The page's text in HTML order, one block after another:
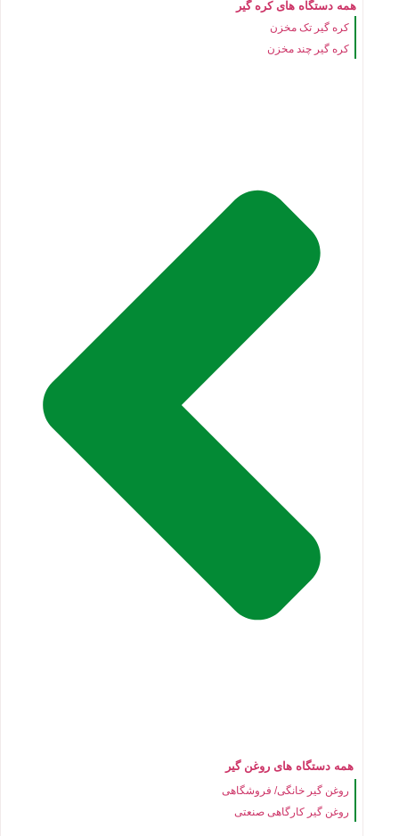
همه دستگاه های کره گیر
کره گیر تک مخزن
کره گیر چند مخزن
همه دستگاه های روغن گیر
روغن گیر خانگی/ فروشگاهی
روغن گیر کارگاهی صنعتی